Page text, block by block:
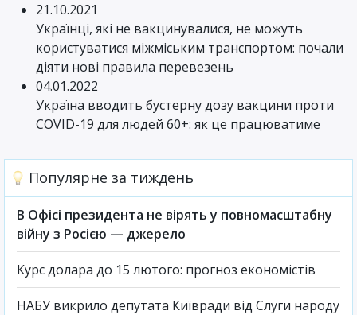
21.10.2021
Українці, які не вакцинувалися, не можуть
користуватися міжміським транспортом: почали
діяти нові правила перевезень
04.01.2022
Україна вводить бустерну дозу вакцини проти
COVID-19 для людей 60+: як це працюватиме
Популярне за тиждень
В Офісі президента не вірять у повномасштабну
війну з Росією — джерело
Курс долара до 15 лютого: прогноз економістів
НАБУ викрило депутата Київради від Слуги народу